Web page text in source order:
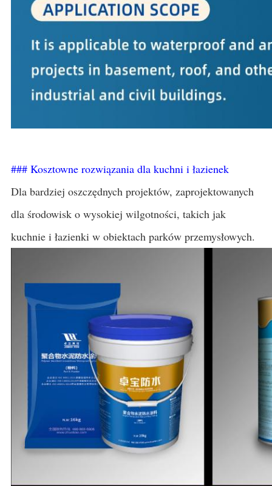
### Kosztowne rozwiązania dla kuchni i łazienek
Dla bardziej oszczędnych projektów, zaprojektowanych
dla środowisk o wysokiej wilgotności, takich jak
kuchnie i łazienki w obiektach parków przemysłowych.